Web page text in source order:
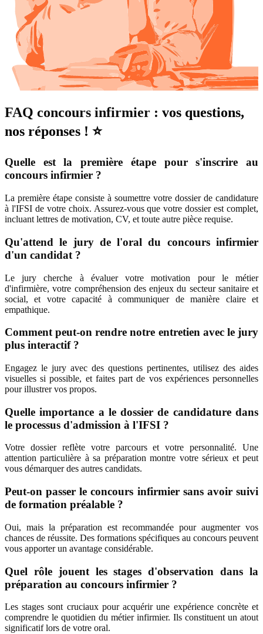
FAQ concours infirmier : vos questions,
nos réponses ! ⭐
Quelle est la première étape pour s'inscrire au
concours infirmier ?
La première étape consiste à soumettre votre dossier de candidature
à l'IFSI de votre choix. Assurez-vous que votre dossier est complet,
incluant lettres de motivation, CV, et toute autre pièce requise.
Qu'attend le jury de l'oral du concours infirmier
d'un candidat ?
Le jury cherche à évaluer votre motivation pour le métier
d'infirmière, votre compréhension des enjeux du secteur sanitaire et
social, et votre capacité à communiquer de manière claire et
empathique.
Comment peut-on rendre notre entretien avec le jury
plus interactif ?
Engagez le jury avec des questions pertinentes, utilisez des aides
visuelles si possible, et faites part de vos expériences personnelles
pour illustrer vos propos.
Quelle importance a le dossier de candidature dans
le processus d'admission à l'IFSI ?
Votre dossier reflète votre parcours et votre personnalité. Une
attention particulière à sa préparation montre votre sérieux et peut
vous démarquer des autres candidats.
Peut-on passer le concours infirmier sans avoir suivi
de formation préalable ?
Oui, mais la préparation est recommandée pour augmenter vos
chances de réussite. Des formations spécifiques au concours peuvent
vous apporter un avantage considérable.
Quel rôle jouent les stages d'observation dans la
préparation au concours infirmier ?
Les stages sont cruciaux pour acquérir une expérience concrète et
comprendre le quotidien du métier infirmier. Ils constituent un atout
significatif lors de votre oral.